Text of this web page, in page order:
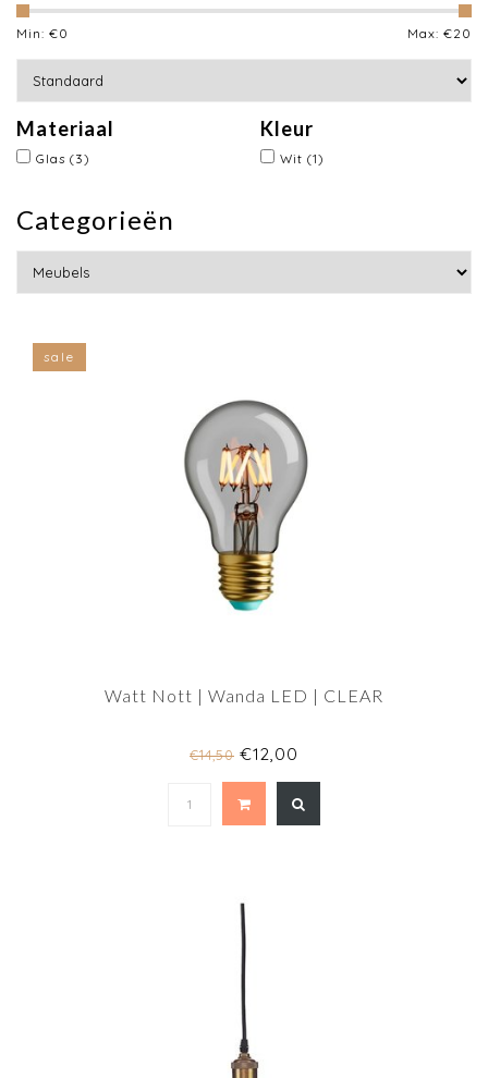
Min: €0 Max: €20
Materiaal
Glas (3)
Kleur
Wit (1)
Categorieën
sale
Watt Nott | Wanda LED | CLEAR
€14,50 €12,00